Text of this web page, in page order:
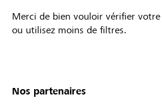
Merci de bien vouloir vérifier
ou utilisez moins de filtres.
Nos partenaires